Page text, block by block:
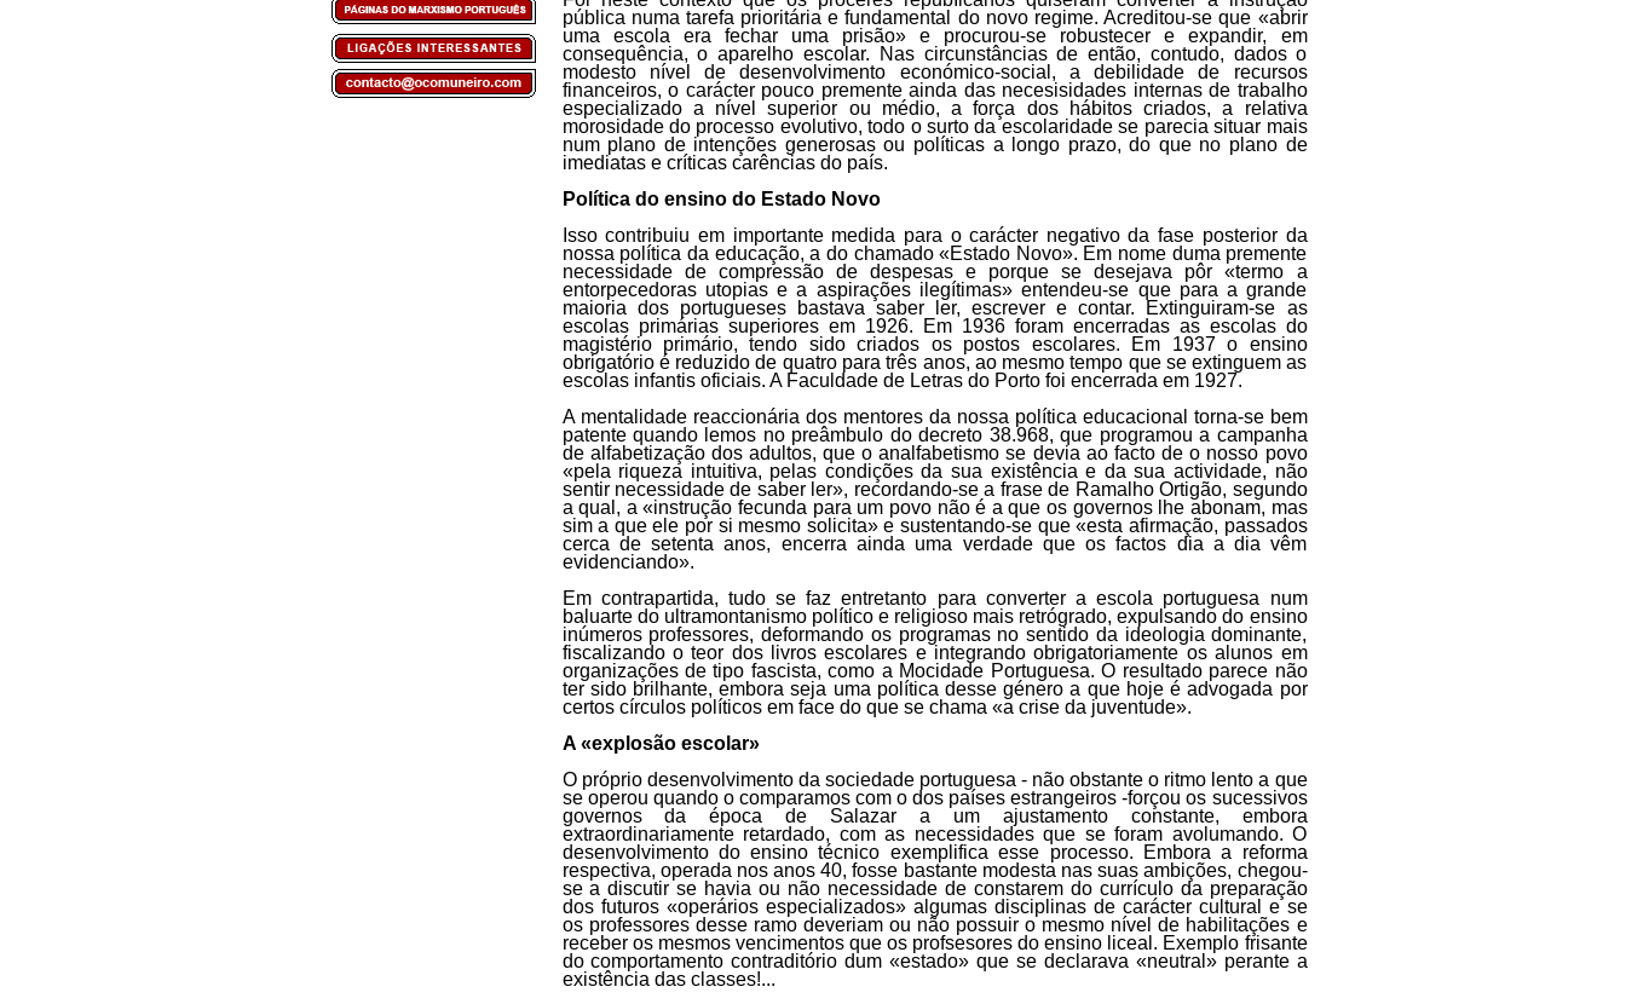
pública numa tarefa prioritária e fundamental do novo regime. Acreditou-se que «abrir
uma escola era fechar uma prisão» e procurou-se robustecer e expandir, em
consequência, o aparelho escolar. Nas circunstâncias de então, contudo, dados o
modesto nível de desenvolvimento económico-social, a debilidade de recursos
financeiros, o carácter pouco premente ainda das necesisidades internas de trabalho
especializado a nível superior ou médio, a força dos hábitos criados, a relativa
morosidade do processo evolutivo, todo o surto da escolaridade se parecia situar mais
num plano de intenções generosas ou políticas a longo prazo, do que no plano de
imediatas e críticas carências do país.
Política do ensino do Estado Novo
Isso contribuiu em importante medida para o carácter negativo da fase posterior da
nossa política da educação, a do chamado «Estado Novo». Em nome duma premente
necessidade de compressão de despesas e porque se desejava pôr «termo a
entorpecedoras utopias e a aspirações ilegítimas» entendeu-se que para a grande
maioria dos portugueses bastava saber ler, escrever e contar. Extinguiram-se as
escolas primárias superiores em 1926. Em 1936 foram encerradas as escolas do
magistério primário, tendo sido criados os postos escolares. Em 1937 o ensino
obrigatório é reduzido de quatro para três anos, ao mesmo tempo que se extinguem as
escolas infantis oficiais. A Faculdade de Letras do Porto foi encerrada em 1927.
A mentalidade reaccionária dos mentores da nossa política educacional torna-se bem
patente quando lemos no preâmbulo do decreto 38.968, que programou a campanha
de alfabetização dos adultos, que o analfabetismo se devia ao facto de o nosso povo
«pela riqueza intuitiva, pelas condições da sua existência e da sua actividade, não
sentir necessidade de saber ler», recordando-se a frase de Ramalho Ortigão, segundo
a qual, a «instrução fecunda para um povo não é a que os governos lhe abonam, mas
sim a que ele por si mesmo solicita» e sustentando-se que «esta afirmação, passados
cerca de setenta anos, encerra ainda uma verdade que os factos dia a dia vêm
evidenciando».
Em contrapartida, tudo se faz entretanto para converter a escola portuguesa num
baluarte do ultramontanismo político e religioso mais retrógrado, expulsando do ensino
inúmeros professores, deformando os programas no sentido da ideologia dominante,
fiscalizando o teor dos livros escolares e integrando obrigatoriamente os alunos em
organizações de tipo fascista, como a Mocidade Portuguesa. O resultado parece não
ter sido brilhante, embora seja uma política desse género a que hoje é advogada por
certos círculos políticos em face do que se chama «a crise da juventude».
A «explosão escolar»
O próprio desenvolvimento da sociedade portuguesa - não obstante o ritmo lento a que
se operou quando o comparamos com o dos países estrangeiros -forçou os sucessivos
governos da época de Salazar a um ajustamento constante, embora
extraordinariamente retardado, com as necessidades que se foram avolumando. O
desenvolvimento do ensino técnico exemplifica esse processo. Embora a reforma
respectiva, operada nos anos 40, fosse bastante modesta nas suas ambições, chegou-
se a discutir se havia ou não necessidade de constarem do currículo da preparação
dos futuros «operários especializados» algumas disciplinas de carácter cultural e se
os professores desse ramo deveriam ou não possuir o mesmo nível de habilitações e
receber os mesmos vencimentos que os profsesores do ensino liceal. Exemplo frisante
do comportamento contraditório dum «estado» que se declarava «neutral» perante a
existência das classes!...